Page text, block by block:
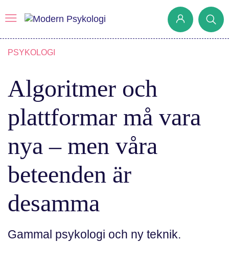
Det har jag lärt mig
Klassiska experiment
Podd
Hjärnan
Steg för steg
PSYKOLOGI
Algoritmer och
plattformar må vara
nya – men våra
beteenden är
desamma
Gammal psykologi och ny teknik.